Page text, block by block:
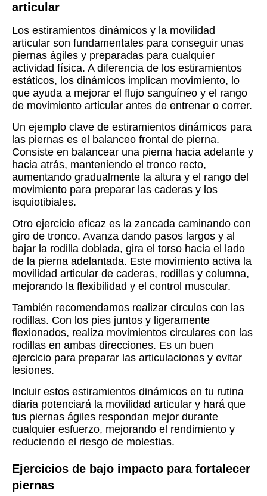
articular
Los estiramientos dinámicos y la movilidad
articular son fundamentales para conseguir unas
piernas ágiles y preparadas para cualquier
actividad física. A diferencia de los estiramientos
estáticos, los dinámicos implican movimiento, lo
que ayuda a mejorar el flujo sanguíneo y el rango
de movimiento articular antes de entrenar o correr.
Un ejemplo clave de estiramientos dinámicos para
las piernas es el balanceo frontal de pierna.
Consiste en balancear una pierna hacia adelante y
hacia atrás, manteniendo el tronco recto,
aumentando gradualmente la altura y el rango del
movimiento para preparar las caderas y los
isquiotibiales.
Otro ejercicio eficaz es la zancada caminando con
giro de tronco. Avanza dando pasos largos y al
bajar la rodilla doblada, gira el torso hacia el lado
de la pierna adelantada. Este movimiento activa la
movilidad articular de caderas, rodillas y columna,
mejorando la flexibilidad y el control muscular.
También recomendamos realizar círculos con las
rodillas. Con los pies juntos y ligeramente
flexionados, realiza movimientos circulares con las
rodillas en ambas direcciones. Es un buen
ejercicio para preparar las articulaciones y evitar
lesiones.
Incluir estos estiramientos dinámicos en tu rutina
diaria potenciará la movilidad articular y hará que
tus piernas ágiles respondan mejor durante
cualquier esfuerzo, mejorando el rendimiento y
reduciendo el riesgo de molestias.
Ejercicios de bajo impacto para fortalecer
piernas